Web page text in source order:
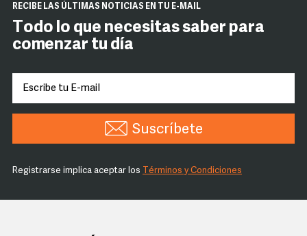
RECIBE LAS ÚLTIMAS NOTICIAS EN TU E-MAIL
Todo lo que necesitas saber para
comenzar tu día
Suscríbete
Registrarse implica aceptar los Términos y Condiciones